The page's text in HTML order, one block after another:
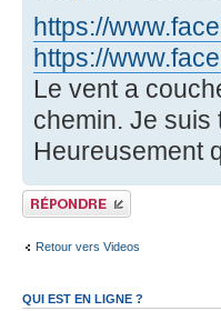
https://
https://
Le vent a
chemin. Je suis
Heureusement
Publier une réponse
Retour vers Videos
QUI EST EN LIGNE ?